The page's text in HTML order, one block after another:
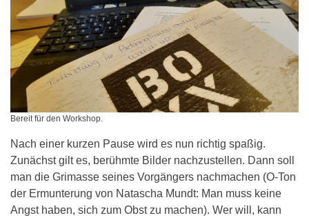
Bereit für den Workshop.
Nach einer kurzen Pause wird es nun richtig spaßig.
Zunächst gilt es, berühmte Bilder nachzustellen. Dann soll
man die Grimasse seines Vorgängers nachmachen (O-Ton
der Ermunterung von Natascha Mundt: Man muss keine
Angst haben, sich zum Obst zu machen). Wer will, kann